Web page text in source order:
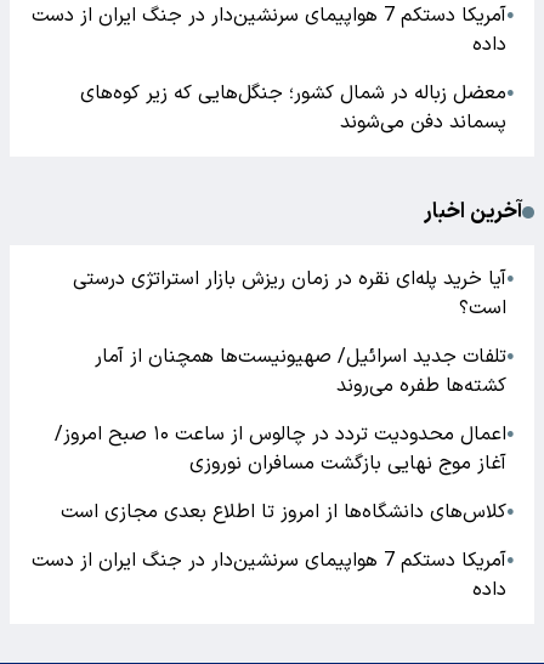
●
آمریکا دستکم 7 هواپیمای سرنشین‌دار در جنگ ایران از دست
داده
●معضل زباله در شمال کشور؛ جنگل‌هایی که زیر کوه‌های
پسماند دفن می‌شوند
آخرین اخبار
●آیا خرید پله‌ای نقره در زمان ریزش بازار استراتژی درستی
است؟
●تلفات جدید اسرائیل/ صهیونیست‌ها همچنان از آمار
کشته‌ها طفره می‌روند
●
اعمال محدودیت تردد در چالوس از ساعت ۱۰ صبح امروز/
آغاز موج نهایی بازگشت مسافران نوروزی
●کلاس‌های دانشگاه‌ها از امروز تا اطلاع بعدی مجازی است
●
آمریکا دستکم 7 هواپیمای سرنشین‌دار در جنگ ایران از دست
داده